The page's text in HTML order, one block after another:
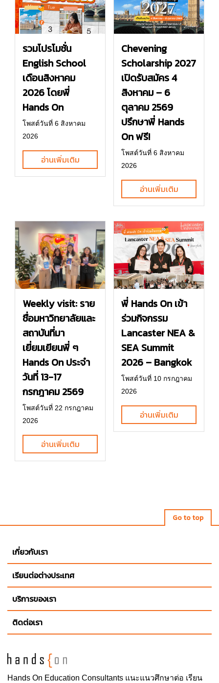
รวมโปรโมชั่น
English School
เดือนสิงหาคม
2026 โดยพี่
Hands On
โพสต์วันที่ 6 สิงหาคม
2026
อ่านเพิ่มเติม
Chevening
Scholarship 2027
เปิดรับสมัคร 4
สิงหาคม – 6
ตุลาคม 2569
ปรึกษาพี่ Hands
On ฟรี!
โพสต์วันที่ 6 สิงหาคม
2026
อ่านเพิ่มเติม
Weekly visit: ราย
ชื่อมหาวิทยาลัยและ
สถาบันที่มา
เยี่ยมเยียนพี่ ๆ
Hands On ประจำ
วันที่ 13-17
กรกฎาคม 2569
โพสต์วันที่ 22 กรกฎาคม
2026
อ่านเพิ่มเติม
พี่ Hands On เข้า
ร่วมกิจกรรม
Lancaster NEA &
SEA Summit
2026 – Bangkok
โพสต์วันที่ 10 กรกฎาคม
2026
อ่านเพิ่มเติม
Go to top
Hands On Education Consultants แนะแนวศึกษาต่อ เรียน
เกี่ยวกับเรา
เรียนต่อต่างประเทศ
บริการของเรา
ติดต่อเรา